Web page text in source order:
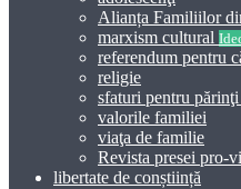
Alianța Familiilor
marxism cultural
referendum pentru
religie
sfaturi pentru părinţi
valorile familiei
viaţa de familie
Revista presei pro-
libertate de conștiință